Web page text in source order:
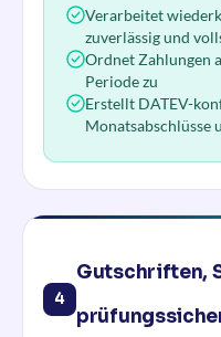
Verarbeitet
zuverlässig und
Ordnet Zahlungen
Periode zu
Erstellt DATEV-
Monatsabschlüsse
4
Gutschriften,